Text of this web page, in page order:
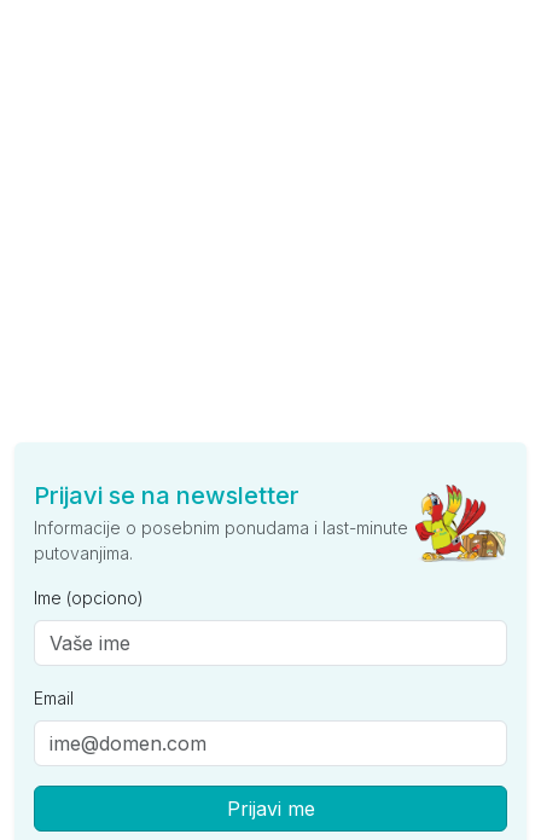
Prijavi se na newsletter
Informacije o posebnim ponudama i last-minute
putovanjima.
Ime (opciono)
Email
Prijavi me